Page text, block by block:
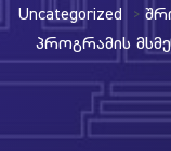
Uncategorized >
Პროგრამის